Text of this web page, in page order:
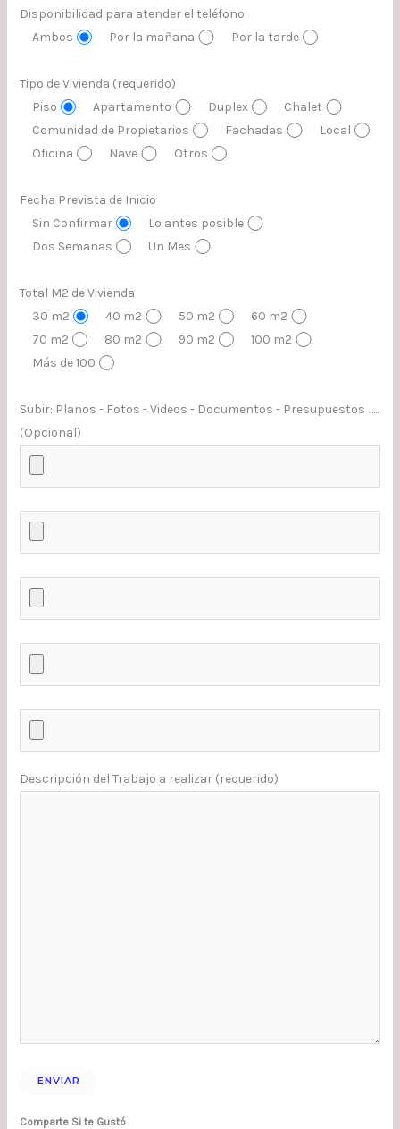
Disponibilidad para atender el teléfono
Ambos
Por la mañana Por la tarde
Tipo de Vivienda (requerido)
Piso
Apartamento Duplex
Chalet
Comunidad de Propietarios
Fachadas
Local
Oficina
Nave Otros
Fecha Prevista de Inicio
Sin Confirmar
Lo antes posible
Dos Semanas
Un Mes
Total M2 de Vivienda
30 m2
40 m2 50 m2
60 m2
70 m2
80 m2 90 m2
100 m2
Más de 100
Subir: Planos - Fotos - Videos - Documentos - Presupuestos ......
(Opcional)
Descripción del Trabajo a realizar (requerido)
Comparte Si te Gustó